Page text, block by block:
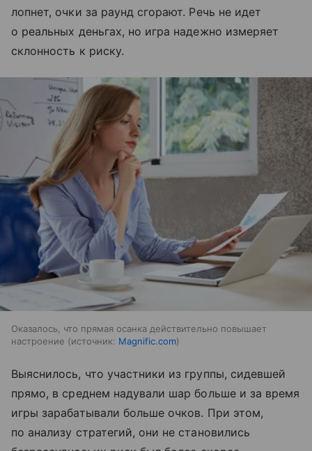
лопнет, очки за раунд сгорают. Речь не идет
о реальных деньгах, но игра надежно измеряет
склонность к риску.
Оказалось, что прямая осанка действительно повышает
настроение
источник: Magnific.com
Выяснилось, что участники из группы, сидевшей
прямо, в среднем надували шар больше и за время
игры зарабатывали больше очков. При этом,
по анализу стратегий, они не становились